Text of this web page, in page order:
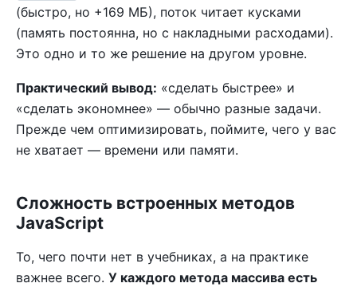
(быстро, но +169 МБ), поток читает кусками
(память постоянна, но с накладными расходами).
Это одно и то же решение на другом уровне.
Практический вывод: «сделать быстрее» и
«сделать экономнее» — обычно разные задачи.
Прежде чем оптимизировать, поймите, чего у вас
не хватает — времени или памяти.
Сложность встроенных методов
JavaScript
То, чего почти нет в учебниках, а на практике
важнее всего. У каждого метода массива есть